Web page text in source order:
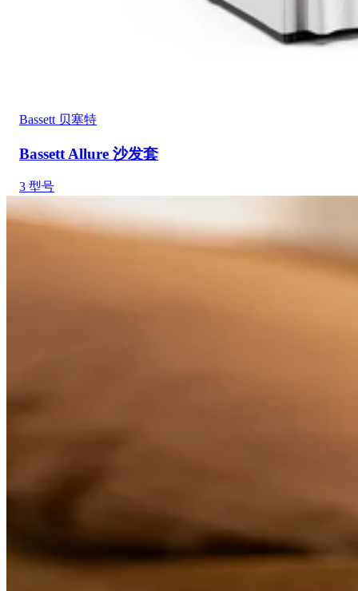
Bassett 贝塞特
Bassett Allure 沙发套
3 型号